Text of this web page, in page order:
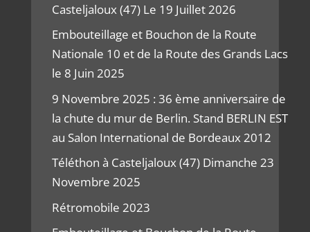
Casteljaloux (47) Le 19 Juillet 2026
Embouteillage et Bouchon de la Route
Nationale 10 et de la Route des Grands Lacs
le 8 Juin 2025
9 Novembre 2025 : 36 ème anniversaire de
la chute du mur de Berlin. Stand BERLIN EST
au Salon International de Bordeaux 2012
Téléthon à Casteljaloux (47) Dimanche 23
Novembre 2025
Rétromobile 2023